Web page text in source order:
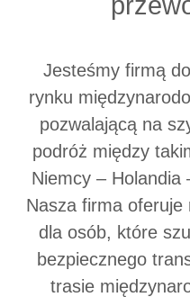
Jesteśmy firmą
rynku
pozwalającą na
podróż między
Niemcy – Holandia
Nasza firma oferuje
dla osób, które
bezpiecznego
trasie